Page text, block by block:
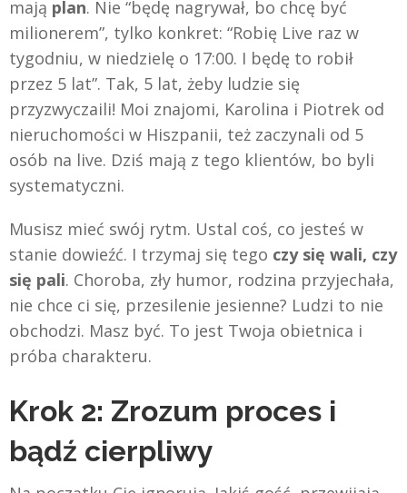
mają plan. Nie “będę nagrywał, bo chcę być
milionerem”, tylko konkret: “Robię Live raz w
tygodniu, w niedzielę o 17:00. I będę to robił
przez 5 lat”. Tak, 5 lat, żeby ludzie się
przyzwyczaili! Moi znajomi, Karolina i Piotrek od
nieruchomości w Hiszpanii, też zaczynali od 5
osób na live. Dziś mają z tego klientów, bo byli
systematyczni.
Musisz mieć swój rytm. Ustal coś, co jesteś w
stanie dowieźć. I trzymaj się tego czy się wali, czy
się pali. Choroba, zły humor, rodzina przyjechała,
nie chce ci się, przesilenie jesienne? Ludzi to nie
obchodzi. Masz być. To jest Twoja obietnica i
próba charakteru.
Krok 2: Zrozum proces i
bądź cierpliwy